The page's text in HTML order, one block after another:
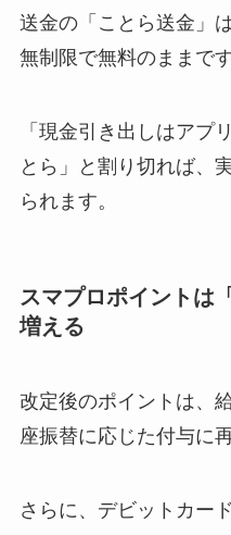
送金の「ことら送金」
無制限で無料のままです
「現金引き出しはアプ
とら」と割り切れば、
られます。
スマプロポイントは
増える
改定後のポイントは、
座振替に応じた付与に
さらに、デビットカー